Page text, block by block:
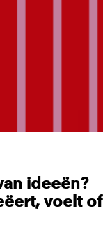
ideeën?
voelt of